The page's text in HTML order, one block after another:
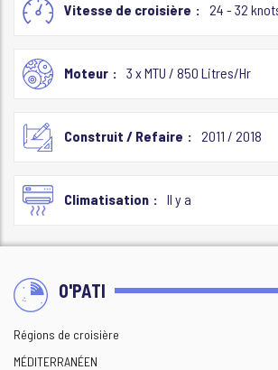
Vitesse de croisière 24 - 32
Moteur 3 x MTU / 850 Litres/Hr
Construit / Refaire 2011 / 2018
Climatisation Il y a
O'PATI
Régions de croisière
MÉDITERRANÉEN